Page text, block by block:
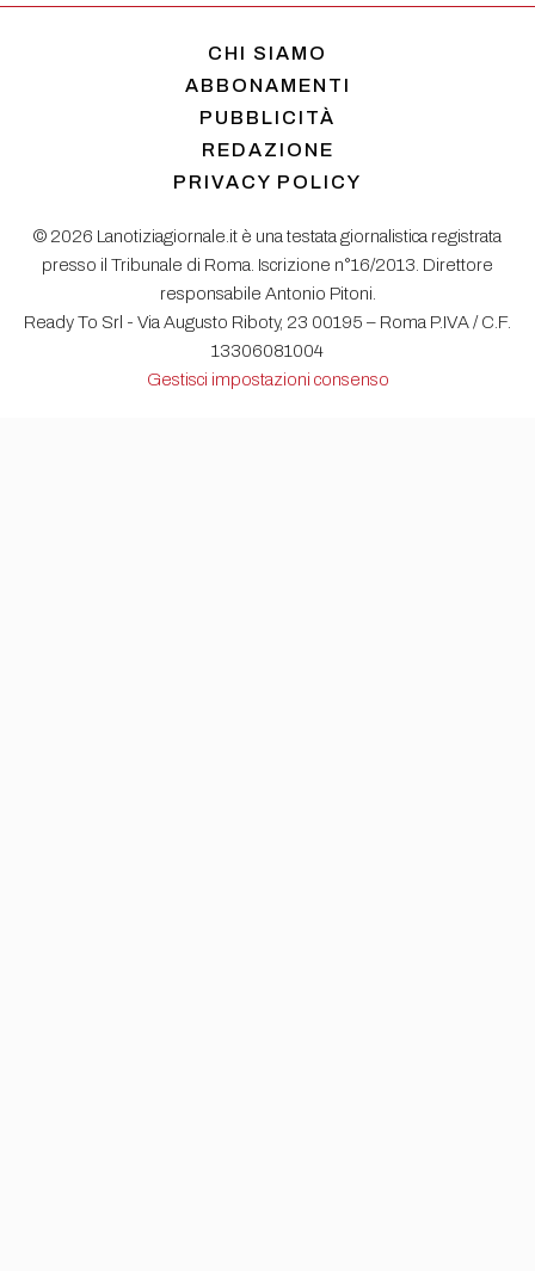
CHI SIAMO
ABBONAMENTI
PUBBLICITÀ
REDAZIONE
PRIVACY POLICY
© 2026 Lanotiziagiornale.it è una testata giornalistica registrata
presso il Tribunale di Roma. Iscrizione n°16/2013. Direttore
responsabile Antonio Pitoni.
Ready To Srl - Via Augusto Riboty, 23 00195 – Roma P.IVA / C.F.
13306081004
Gestisci impostazioni consenso